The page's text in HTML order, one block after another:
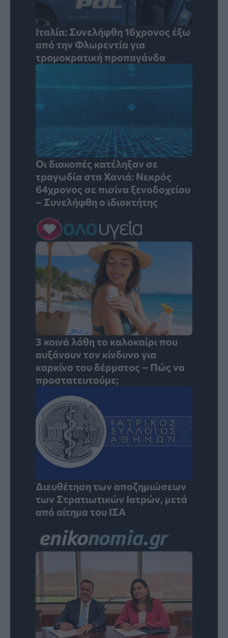
Ιταλία: Συνελήφθη 16χρονος έξω
από την Φλωρεντία για
τρομοκρατική προπαγάνδα
Οι διακοπές κατέληξαν σε
τραγωδία στα Χανιά: Νεκρός
64χρονος σε πισίνα ξενοδοχείου
– Συνελήφθη ο ιδιοκτήτης
3 κοινά λάθη το καλοκαίρι που
αυξάνουν τον κίνδυνο για
καρκίνο του δέρματος – Πώς να
προστατευτούμε;
Διευθέτηση των αποζημιώσεων
των Στρατιωτικών Ιατρών, μετά
από αίτημα του ΙΣΑ